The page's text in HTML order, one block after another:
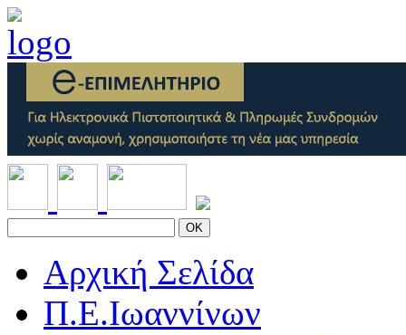
OK
Αρχική Σελίδα
Π.Ε.Ιωαννίνων